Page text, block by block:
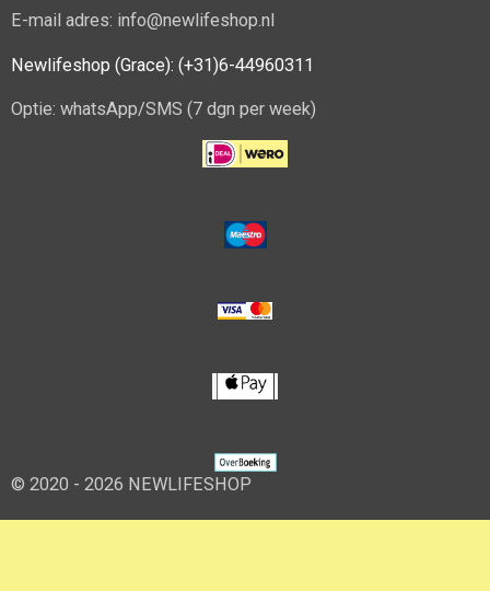
E-mail adres: info@newlifeshop.nl
Newlifeshop (Grace): (+31)6-44960311
Optie: whatsApp/SMS (7 dgn per week)
© 2020 - 2026 NEWLIFESHOP